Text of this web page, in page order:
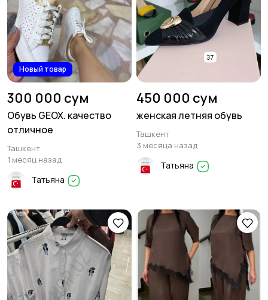
Новый товар
300 000 сум
Обувь GEOX. качество
отличное
Ташкент
1 месяц назад
Татьяна
450 000 сум
женская летняя обувь
Ташкент
3 месяца назад
Татьяна